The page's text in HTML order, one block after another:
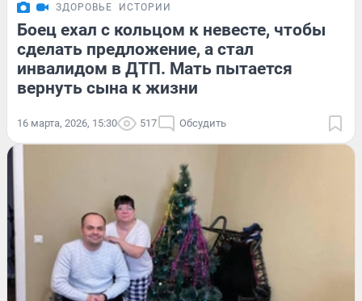
ЗДОРОВЬЕ ИСТОРИИ
Боец ехал с кольцом к невесте, чтобы
сделать предложение, а стал
инвалидом в ДТП. Мать пытается
вернуть сына к жизни
16 марта, 2026, 15:30 517 Обсудить